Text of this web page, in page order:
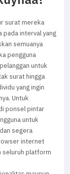
surat mereka
pada interval yang
semuanya
pengguna
untuk
surat hingga
yang ingin
Untuk
ponsel pintar
untuk
segera
internet
seluruh platform